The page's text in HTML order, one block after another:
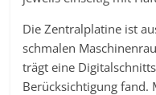
Die Zentralplatine ist
schmalen
trägt eine
Berücksichtigung fand.